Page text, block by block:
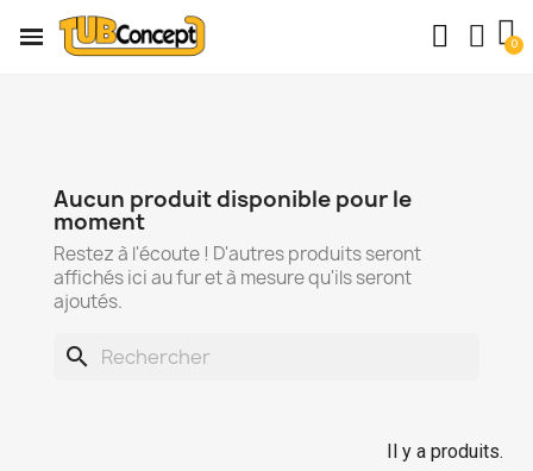
Aucun produit disponible pour le
moment
Restez à l'écoute ! D'autres produits seront
affichés ici au fur et à mesure qu'ils seront
ajoutés.
search
Il y a produits.